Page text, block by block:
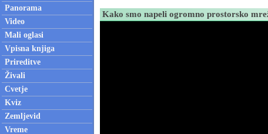
Panorama
Video
Mali oglasi
Vpisna knjiga
Prireditve
Živali
Cvetje
Kviz
Zemljevid
Vreme
Kako smo napeli ogromno prostorsko